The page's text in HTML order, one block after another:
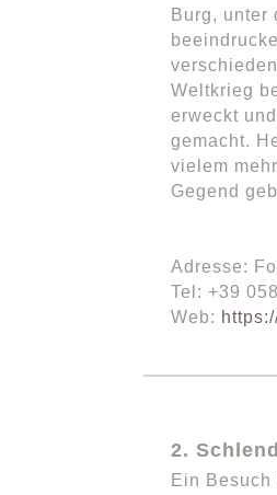
Burg, unter
Weltkrieg
erweckt
gemacht.
vielem
Gegend
Adresse:
Tel: +39
Web:
2.
Ein